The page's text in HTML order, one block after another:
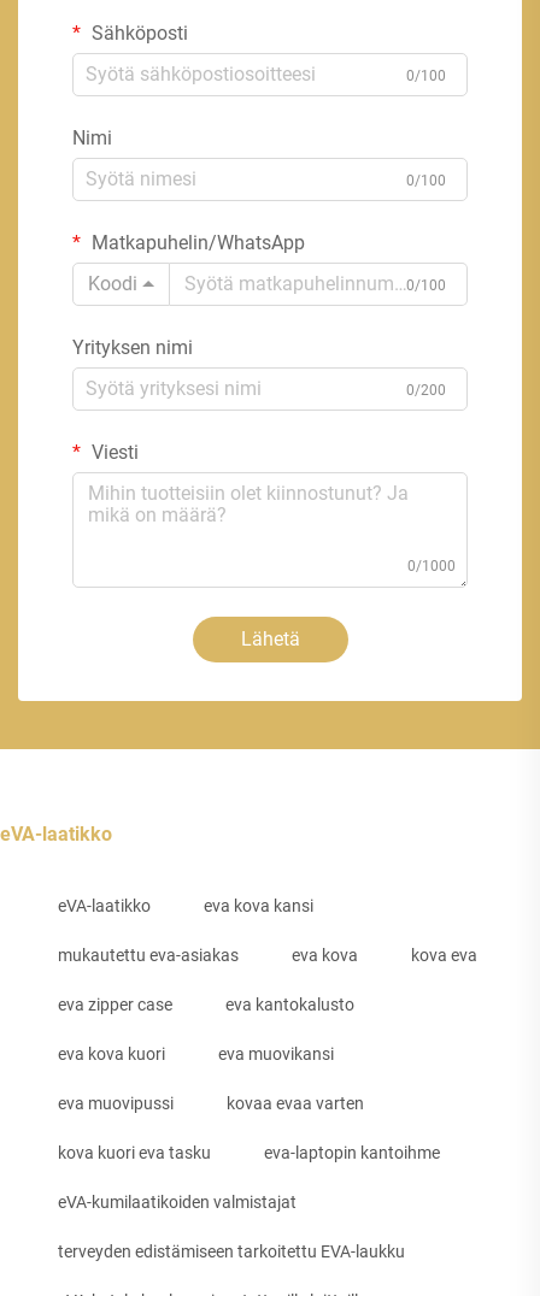
Sähköposti
0/100
Nimi
0/100
Matkapuhelin/WhatsApp
Koodi
0/100
Yrityksen nimi
0/200
Viesti
0/1000
Lähetä
eVA-laatikko
eVA-laatikko eva kova kansi
mukautettu eva-asiakas eva kova kova eva
eva zipper case eva kantokalusto
eva kova kuori eva muovikansi
eva muovipussi kovaa evaa varten
kova kuori eva tasku eva-laptopin kantoihme
eVA-kumilaatikoiden valmistajat
terveyden edistämiseen tarkoitettu EVA-laukku